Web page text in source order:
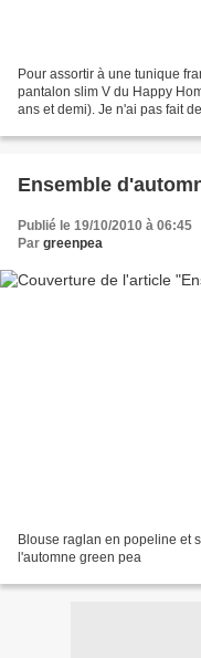
Pour assortir à une tunique
pantalon slim V du Happy
ans et demi). Je n'ai pas fait
Ensemble
Publié le 19/10/2010 à 06:45
Par greenpea
Blouse raglan en popeline et
l'automne green pea